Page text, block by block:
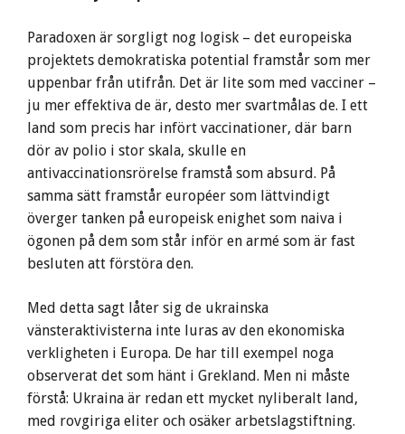
Paradoxen är sorgligt nog logisk – det europeiska
projektets demokratiska potential framstår som mer
uppenbar från utifrån. Det är lite som med vacciner –
ju mer effektiva de är, desto mer svartmålas de. I ett
land som precis har infört vaccinationer, där barn
dör av polio i stor skala, skulle en
antivaccinationsrörelse framstå som absurd. På
samma sätt framstår européer som lättvindigt
överger tanken på europeisk enighet som naiva i
ögonen på dem som står inför en armé som är fast
besluten att förstöra den.
Med detta sagt låter sig de ukrainska
vänsteraktivisterna inte luras av den ekonomiska
verkligheten i Europa. De har till exempel noga
observerat det som hänt i Grekland. Men ni måste
förstå: Ukraina är redan ett mycket nyliberalt land,
med rovgiriga eliter och osäker arbetslagstiftning.